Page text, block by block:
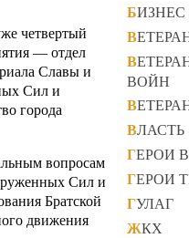
четвертый
— отдел
Славы и
Сил и
города
вопросам
Сил и
Братской
движения
БИЗНЕС
ВЕТЕРАНЫ ЛОКАЛЬНЫХ
ВОЙН
ВЛАСТЬ
ГЕРОИ
ГЕРОИ
ГУЛАГ
ЖКХ